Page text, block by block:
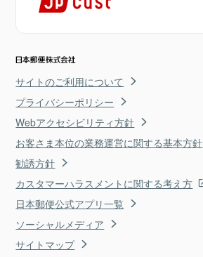
サイトのご利用について
プライバシーポリシー
Webアクセシビリティ方針
お客さま本位の業務運営に関する基本方針
勧誘方針
カスタマーハラスメントに関する考え方
日本郵便公式アプリ一覧
ソーシャルメディア
サイトマップ